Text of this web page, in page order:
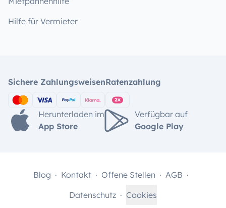
Hilfe für Vermieter
Sichere ZahlungsweisenRatenzahlung
Herunterladen im
App Store
Verfügbar auf
Google Play
Blog Kontakt Offene Stellen
AGB
Datenschutz
Cookies